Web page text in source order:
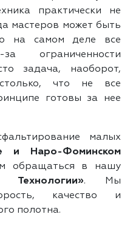
практически не
мастеров может быть
на самом деле все
ограниченности
задача, наоборот,
что не все
готовы за нее
малых
и Наро-Фоминском
обращаться в нашу
Технологии». Мы
качество и
полотна.